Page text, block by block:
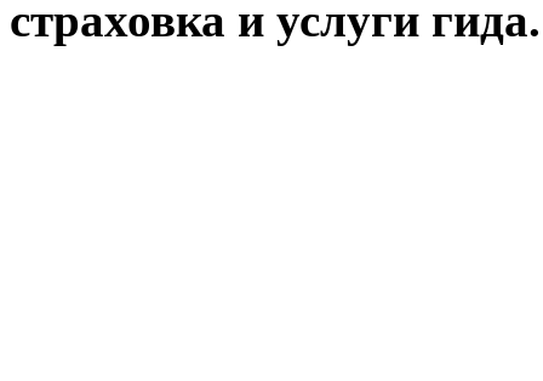
страховка и услуги гида.